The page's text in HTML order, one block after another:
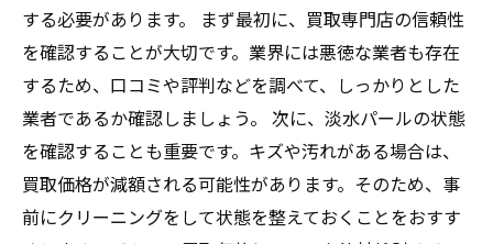
する必要があります。 まず最初に、買取専門店の信頼性
を確認することが大切です。業界には悪徳な業者も存在
するため、口コミや評判などを調べて、しっかりとした
業者であるか確認しましょう。 次に、淡水パールの状態
を確認することも重要です。キズや汚れがある場合は、
買取価格が減額される可能性があります。そのため、事
前にクリーニングをして状態を整えておくことをおすす